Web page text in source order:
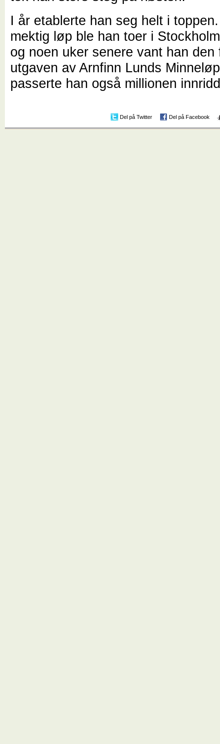
I år etablerte han seg helt i
mektig løp ble han toer i
og noen uker senere vant han den
utgaven av Arnfinn Lunds
passerte han også millionen
Del på Twitter Del på Facebook